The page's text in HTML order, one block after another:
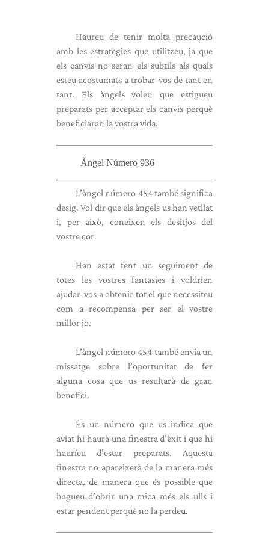
Haureu de tenir molta precaució
amb les estratègies que utilitzeu, ja que
els canvis no seran els subtils als quals
esteu acostumats a trobar-vos de tant en
tant. Els àngels volen que estigueu
preparats per acceptar els canvis perquè
beneficiaran la vostra vida.
Àngel Número 936
L’àngel número 454 també significa
desig. Vol dir que els àngels us han vetllat
i, per això, coneixen els desitjos del
vostre cor.
Han estat fent un seguiment de
totes les vostres fantasies i voldrien
ajudar-vos a obtenir tot el que necessiteu
com a recompensa per ser el vostre
millor jo.
L’àngel número 454 també envia un
missatge sobre l’oportunitat de fer
alguna cosa que us resultarà de gran
benefici.
És un número que us indica que
aviat hi haurà una finestra d’èxit i que hi
hauríeu d’estar preparats. Aquesta
finestra no apareixerà de la manera més
directa, de manera que és possible que
hagueu d’obrir una mica més els ulls i
estar pendent perquè no la perdeu.